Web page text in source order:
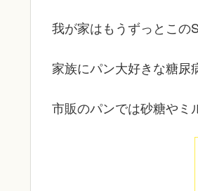
我が家はもうずっとこの
家族にパン大好きな糖尿
市販のパンでは砂糖やミ